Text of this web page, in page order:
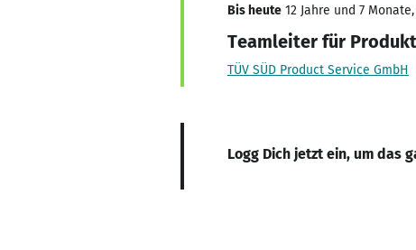
Bis heute 12 Jahre und 7
Teamleiter für
TÜV SÜD Product Service GmbH
Logg Dich jetzt ein, um das